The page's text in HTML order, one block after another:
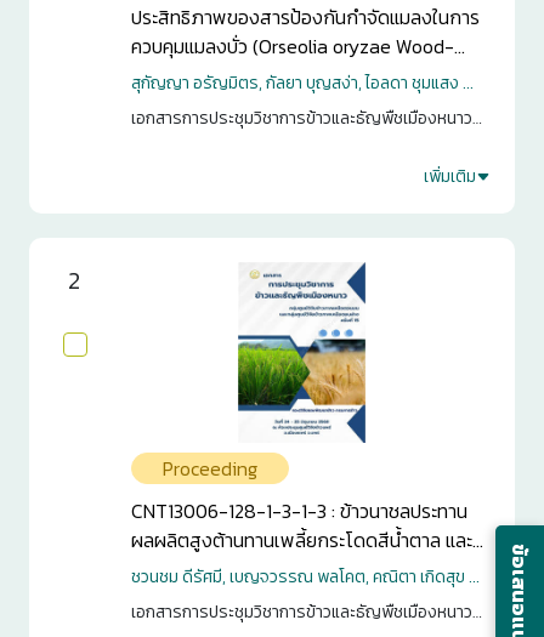
ประสิทธิภาพของสารป้องกันกำจัดแมลงในการ
ควบคุมแมลงบั่ว (Orseolia oryzae Wood-
Mason) ที่เริ่มมีความสำคัญในนาข้าว ภาคเหนือ
ตอนล่าง ภาคกลาง และภาคตะวันออก
สุกัญญา อรัญมิตร, กัลยา บุญสง่า, ไอลดา ชุมแสง ...
เอกสารการประชุมวิชาการข้าวและธัญพืชเมืองหนาว
ข้าวภาคเหนือตอนล่าง ครั้งที่ 15. กรุงเทพฯ. 2568. หน้า
เพิ่มเติม
2
Proceeding
CNT13006-128-1-3-1-3 : ข้าวนาชลประทาน
ผลผลิตสูงต้านทานเพลี้ยกระโดดสีน้ำตาล และ
โรคไหม้
ชวนชม ดีรัศมี, เบญจวรรณ พลโคต, คณิตา เกิดสุข ...
เอกสารการประชุมวิชาการข้าวและธัญพืชเมืองหนาว
ข้อเสนอแนะ